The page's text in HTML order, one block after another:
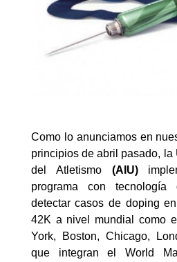
Como lo anunciamos en
principios de abril pasado, la
del Atletismo (AIU)
programa con tecnología
detectar casos de doping
42K a nivel mundial como
York, Boston, Chicago,
que integran el World